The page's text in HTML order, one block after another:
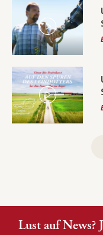
Lust auf News?